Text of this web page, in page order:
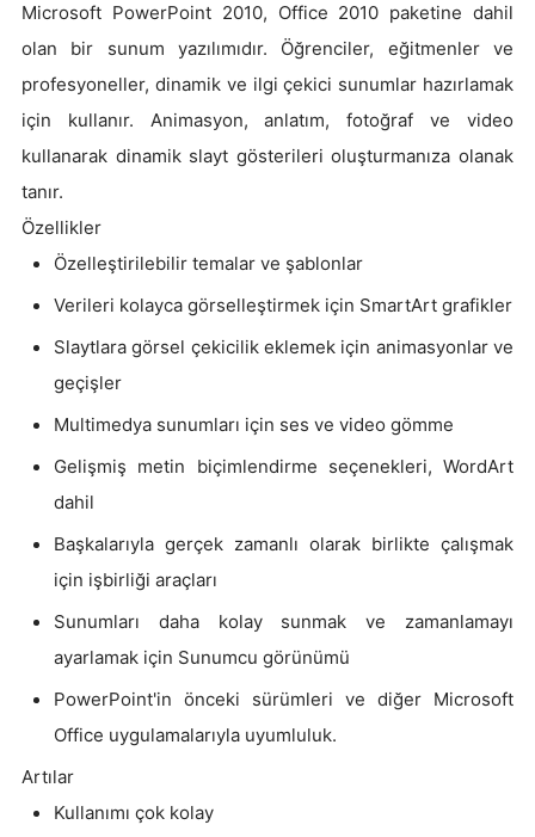
Microsoft PowerPoint 2010, Office 2010 paketine dahil
olan bir sunum yazılımıdır. Öğrenciler, eğitmenler ve
profesyoneller, dinamik ve ilgi çekici sunumlar hazırlamak
için kullanır. Animasyon, anlatım, fotoğraf ve video
kullanarak dinamik slayt gösterileri oluşturmanıza olanak
tanır.
Özellikler
Özelleştirilebilir temalar ve şablonlar
Verileri kolayca görselleştirmek için SmartArt grafikler
Slaytlara görsel çekicilik eklemek için animasyonlar ve
geçişler
Multimedya sunumları için ses ve video gömme
Gelişmiş metin biçimlendirme seçenekleri, WordArt
dahil
Başkalarıyla gerçek zamanlı olarak birlikte çalışmak
için işbirliği araçları
Sunumları daha kolay sunmak ve zamanlamayı
ayarlamak için Sunumcu görünümü
PowerPoint'in önceki sürümleri ve diğer Microsoft
Office uygulamalarıyla uyumluluk.
Artılar
Kullanımı çok kolay